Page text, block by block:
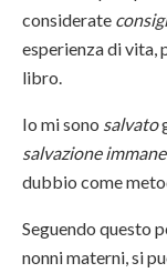
considerate
esperienza di vita,
libro.
Io mi sono salvato
salvazione
dubbio come
Seguendo questo
nonni materni, si